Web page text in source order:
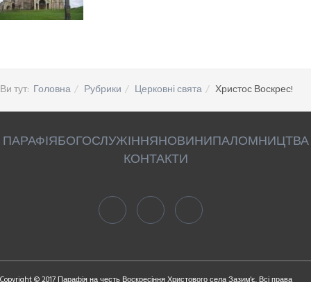
Ви тут: Головна Рубрики Церковні свята Христос Воскрес!
ПАРАФІЯБОГОСЛУЖІННЯНОВИНИПАЛОМНИЦТВА
КОНТАКТИ